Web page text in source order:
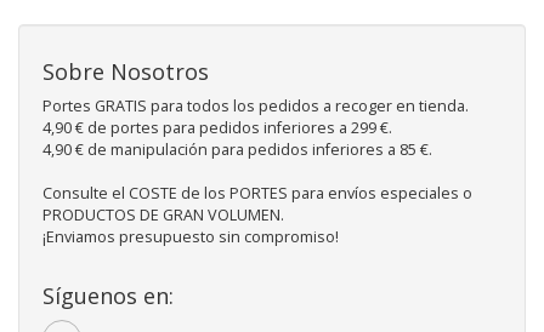
Sobre Nosotros
Portes GRATIS para todos los pedidos a recoger en tienda.
4,90 € de portes para pedidos inferiores a 299 €.
4,90 € de manipulación para pedidos inferiores a 85 €.
Consulte el COSTE de los PORTES para envíos especiales o
PRODUCTOS DE GRAN VOLUMEN.
¡Enviamos presupuesto sin compromiso!
Síguenos en: